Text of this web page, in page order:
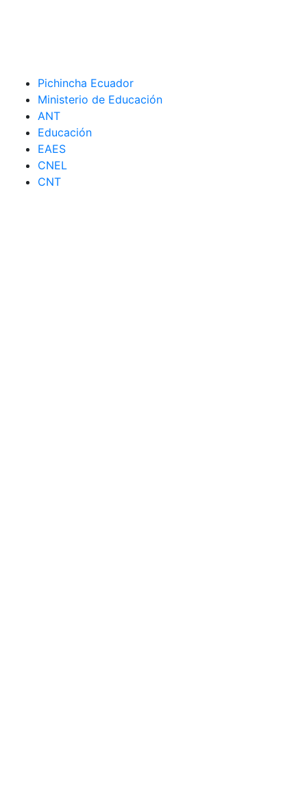
Pichincha Ecuador
Ministerio de Educación
ANT
Educación
EAES
CNEL
CNT